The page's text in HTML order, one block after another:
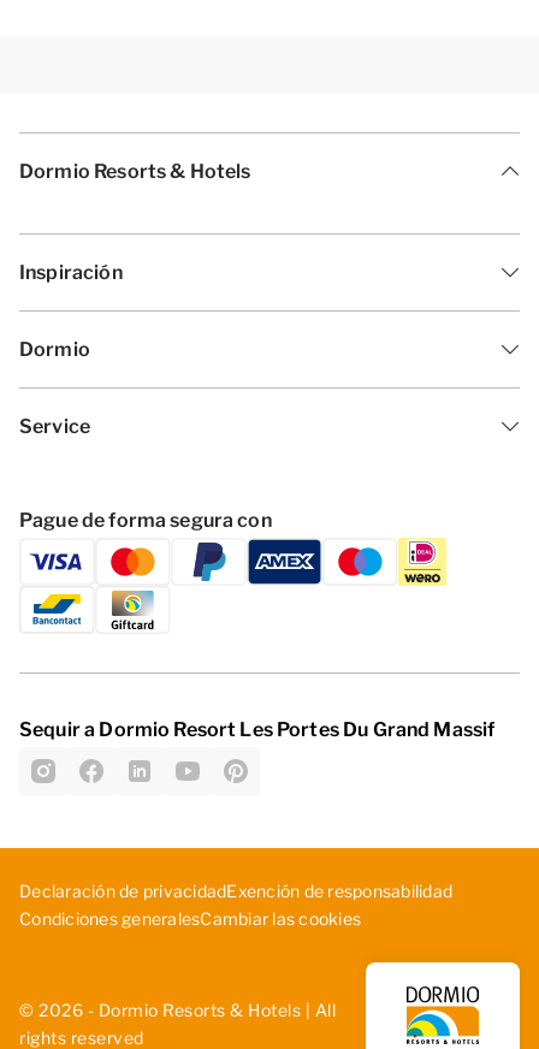
Dormio Resorts & Hotels
Inspiración
Dormio
Service
Pague de forma segura con
Sequir a Dormio Resort Les Portes Du Grand Massif
© 2026 - Dormio Resorts & Hotels | All
rights reserved
D­ecl­ara­ció­n d­e p­riv­aci­dadExe­nci­ón ­de ­res­pon­sab­ili­dad
Con­dic­ion­es ­gen­era­lesCambiar las cookies